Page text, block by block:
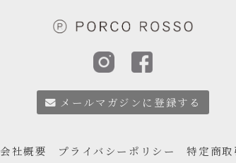
メールマガジンに登録する
会社概要 プライバシーポリシー 特定商